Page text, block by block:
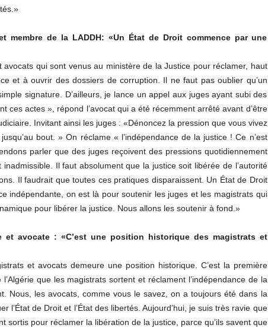
membre de la LADDH: «Un État de Droit commence par une
qui sont venus au ministère de la Justice pour réclamer, haut
et à ouvrir des dossiers de corruption. Il ne faut pas oublier qu’un
signature. D’ailleurs, je lance un appel aux juges ayant subi des
ces actes », répond l’avocat qui a été récemment arrêté avant d’être
Invitant ainsi les juges : «Dénoncez la pression que vous vivez
bout. » On réclame « l’indépendance de la justice ! Ce n’est
parler que des juges reçoivent des pressions quotidiennement
inadmissible. Il faut absolument que la justice soit libérée de l’autorité
Il faudrait que toutes ces pratiques disparaissent. Un État de Droit
indépendante, on est là pour soutenir les juges et les magistrats qui
pour libérer la justice. Nous allons les soutenir à fond.»
et avocate : «C’est une position historique des magistrats et
et avocats demeure une position historique. C’est la première
l’Algérie que les magistrats sortent et réclament l’indépendance de la
Nous, les avocats, comme vous le savez, on a toujours été dans la
l’État de Droit et l’État des libertés. Aujourd’hui, je suis très ravie que
sortis pour réclamer la libération de la justice, parce qu’ils savent que